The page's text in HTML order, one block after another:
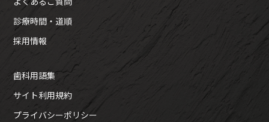
診療時間・道順
採用情報
歯科用語集
サイト利用規約
プライバシーポリシー